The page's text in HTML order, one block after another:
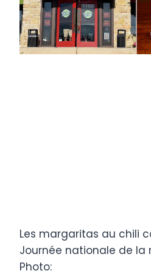
Les margaritas au chili
Journée nationale de la
Photo: